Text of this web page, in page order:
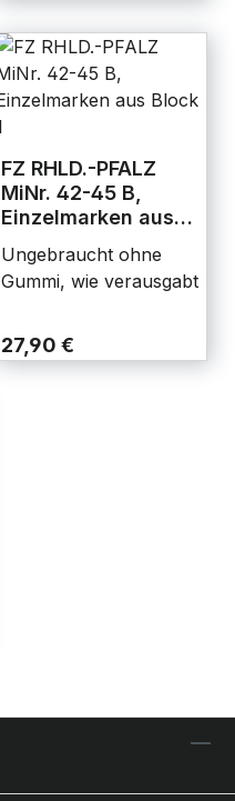
FZ RHLD.-PFALZ
MiNr. 42-45 B,
Einzelmarken aus
Ungebraucht ohne
Gummi, wie verausgabt
27,90 €